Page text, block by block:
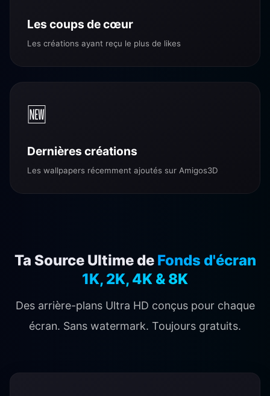
Les coups de cœur
Les créations ayant reçu le plus de likes
🆕
Dernières créations
Les wallpapers récemment ajoutés sur Amigos3D
Ta Source Ultime de Fonds d'écran
1K, 2K, 4K & 8K
Des arrière-plans Ultra HD conçus pour chaque
écran. Sans watermark. Toujours gratuits.